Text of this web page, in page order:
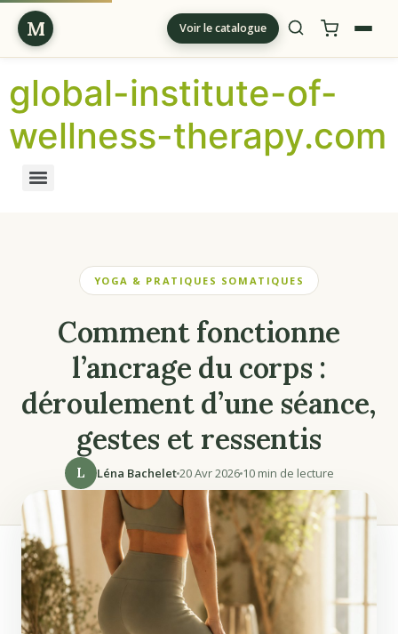
M Voir le catalogue
global-institute-of-
wellness-therapy.com
YOGA & PRATIQUES SOMATIQUES
Comment fonctionne
l’ancrage du corps :
déroulement d’une séance,
gestes et ressentis
L Léna Bachelet20 Avr 202610 min de lecture